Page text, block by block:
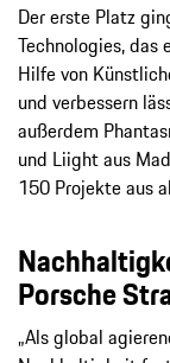
Der erste Platz
Technologies,
Hilfe von
und verbessern
außerdem
und Liight aus
150 Projekte aus
Porsche
„Als global